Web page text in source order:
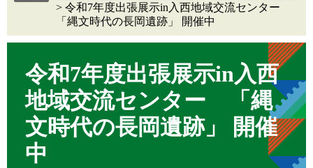
> 令和7年度出張展示in入西地域交流センター
「縄文時代の長岡遺跡」 開催中
令和7年度出張展示in入西
地域交流センター 「縄
文時代の長岡遺跡」 開催
中